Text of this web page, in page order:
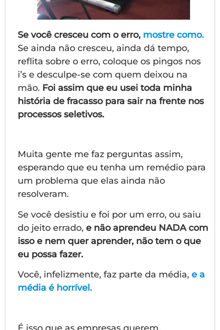
Se você cresceu com o erro, mostre como.
Se ainda não cresceu, ainda dá tempo,
reflita sobre o erro, coloque os pingos nos
i’s e desculpe-se com quem deixou na
mão. Foi assim que eu usei toda minha
história de fracasso para sair na frente nos
processos seletivos.
Muita gente me faz perguntas assim,
esperando que eu tenha um remédio para
um problema que elas ainda não
resolveram.
Se você desistiu e foi por um erro, ou saiu
do jeito errado, e não aprendeu NADA com
isso e nem quer aprender, não tem o que
eu possa fazer.
Você, infelizmente, faz parte da média, e a
média é horrível.